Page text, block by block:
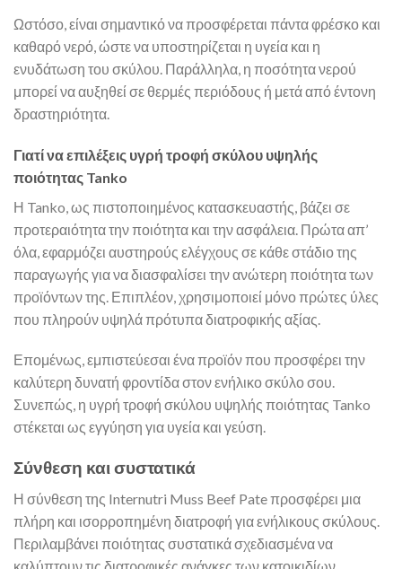
Ωστόσο, είναι σημαντικό να προσφέρεται πάντα φρέσκο και
καθαρό νερό, ώστε να υποστηρίζεται η υγεία και η
ενυδάτωση του σκύλου. Παράλληλα, η ποσότητα νερού
μπορεί να αυξηθεί σε θερμές περιόδους ή μετά από έντονη
δραστηριότητα.
Γιατί να επιλέξεις υγρή τροφή σκύλου υψηλής
ποιότητας Tanko
Η Tanko, ως πιστοποιημένος κατασκευαστής, βάζει σε
προτεραιότητα την ποιότητα και την ασφάλεια. Πρώτα απ’
όλα, εφαρμόζει αυστηρούς ελέγχους σε κάθε στάδιο της
παραγωγής για να διασφαλίσει την ανώτερη ποιότητα των
προϊόντων της. Επιπλέον, χρησιμοποιεί μόνο πρώτες ύλες
που πληρούν υψηλά πρότυπα διατροφικής αξίας.
Επομένως, εμπιστεύεσαι ένα προϊόν που προσφέρει την
καλύτερη δυνατή φροντίδα στον ενήλικο σκύλο σου.
Συνεπώς, η υγρή τροφή σκύλου υψηλής ποιότητας Tanko
στέκεται ως εγγύηση για υγεία και γεύση.
Σύνθεση και συστατικά
Η σύνθεση της Internutri Muss Beef Pate προσφέρει μια
πλήρη και ισορροπημένη διατροφή για ενήλικους σκύλους.
Περιλαμβάνει ποιότητας συστατικά σχεδιασμένα να